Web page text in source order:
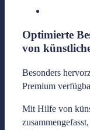
Optimierte
von
Besonders
Premium
Mit Hilfe von